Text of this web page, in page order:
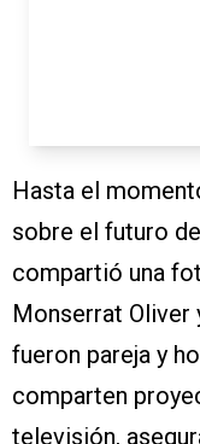
Hasta el
sobre el futuro
compartió una
Monserrat Oliver
fueron pareja y
comparten
televisión,